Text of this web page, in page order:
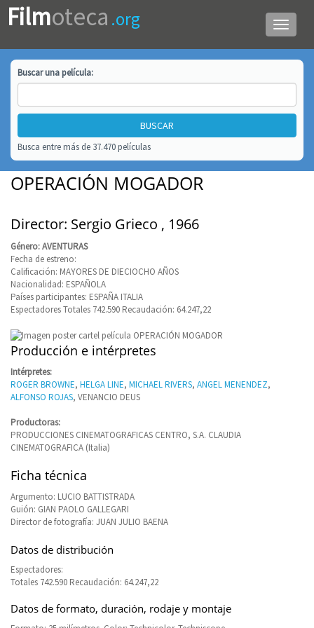
Menú
de
Filmoteca .org
Buscar unapelícula:
Busca entre más de 37.470 películas
OPERACIÓN MOGADOR
Director: Sergio Grieco , 1966
Género: AVENTURAS
Fecha de estreno:
Calificación: MAYORES DE DIECIOCHO AÑOS
Nacionalidad: ESPAÑOLA
Países participantes: ESPAÑA ITALIA
Espectadores Totales 742.590 Recaudación: 64.247,22
Producción e intérpretes
Intérpretes:
ROGER BROWNE, HELGA LINE, MICHAEL RIVERS, ANGEL MENENDEZ,
ALFONSO ROJAS, VENANCIO DEUS
Productoras:
PRODUCCIONES CINEMATOGRAFICAS CENTRO, S.A. CLAUDIA
CINEMATOGRAFICA (Italia)
Ficha técnica
Argumento: LUCIO BATTISTRADA
Guión: GIAN PAOLO GALLEGARI
Director de fotografía: JUAN JULIO BAENA
Datos de distribución
Espectadores:
Totales 742.590 Recaudación: 64.247,22
Datos de formato, duración, rodaje y montaje